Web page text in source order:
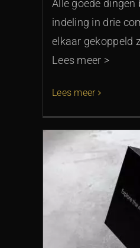
Alle goede dingen
indeling in drie
elkaar gekoppeld
Lees meer >
Lees meer